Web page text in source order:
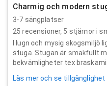
Charmig och modern
3-7 sängplatser
25 recensioner, 5 stjärnor i
I lugn och mysig skogsmiljö
stuga. Stugan är smakfullt
bekvämligheter tex
Läs mer och se